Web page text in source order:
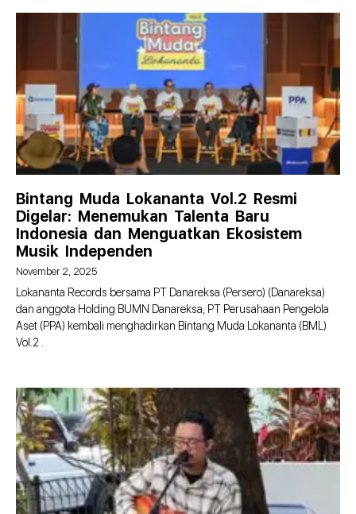
Bintang Muda Lokananta Vol.2 Resmi
Digelar: Menemukan Talenta Baru
Indonesia dan Menguatkan Ekosistem
Musik Independen
November 2, 2025
Lokananta Records bersama PT Danareksa (Persero) (Danareksa)
dan anggota Holding BUMN Danareksa, PT Perusahaan Pengelola
Aset (PPA) kembali menghadirkan Bintang Muda Lokananta (BML)
Vol.2 .